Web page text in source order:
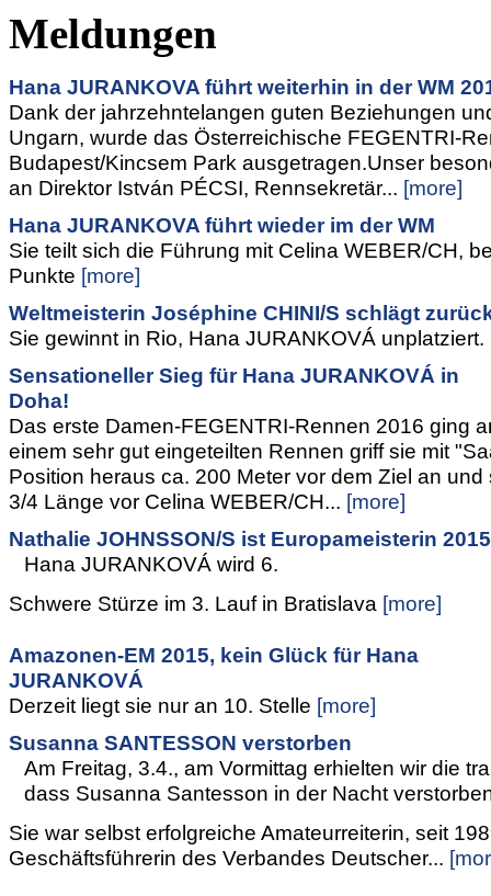
Meldungen
Hana JURANKOVA führt weiterhin in der WM
Dank der jahrzehntelangen guten Beziehungen
Ungarn, wurde das Österreichische FEGENTRI-
Budapest/Kincsem Park ausgetragen.Unser
an Direktor István PÉCSI, Rennsekretär... [more]
Hana JURANKOVA führt wieder im der WM
Sie teilt sich die Führung mit Celina WEBER/CH,
Punkte [more]
Weltmeisterin Joséphine CHINI/S schlägt
Sie gewinnt in Rio, Hana JURANKOVÁ unplatziert.
Sensationeller Sieg für Hana JURANKOVÁ in
Doha!
Das erste Damen-FEGENTRI-Rennen 2016 ging
einem sehr gut eingeteilten Rennen griff sie mit
Position heraus ca. 200 Meter vor dem Ziel an und
3/4 Länge vor Celina WEBER/CH... [more]
Nathalie JOHNSSON/S ist Europameisterin 2015
Hana JURANKOVÁ wird 6.
Schwere Stürze im 3. Lauf in Bratislava [more]
Amazonen-EM 2015, kein Glück für Hana
JURANKOVÁ
Derzeit liegt sie nur an 10. Stelle [more]
Susanna SANTESSON verstorben
Am Freitag, 3.4., am Vormittag erhielten wir die
dass Susanna Santesson in der Nacht
Sie war selbst erfolgreiche Amateurreiterin, seit
Geschäftsführerin des Verbandes Deutscher...